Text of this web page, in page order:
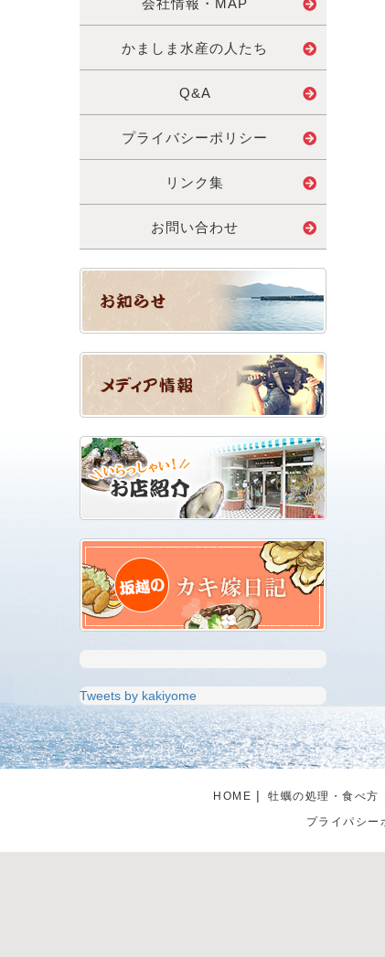
かましま水産の人たち
Q&A
プライバシーポリシー
リンク集
お問い合わせ
Tweets by kakiyome
HOME 牡蠣の処理・食べ方
プライパシー